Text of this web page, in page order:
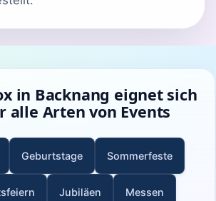
in Backnang eignet sich
alle Arten von Events
Geburtstage Sommerfeste
Jubiläen Messen